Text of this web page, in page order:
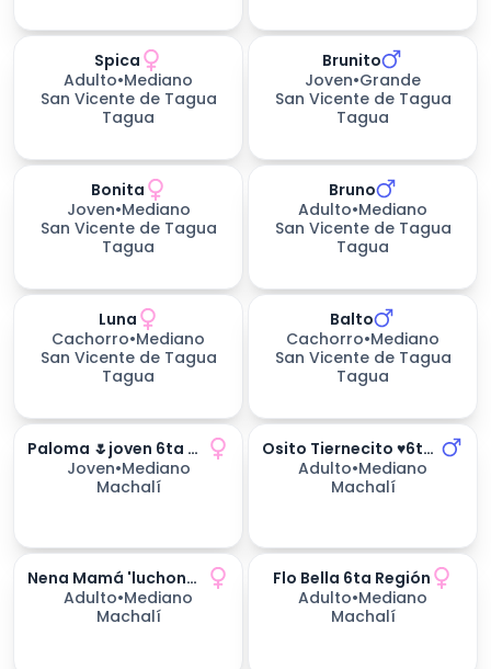
Spica
Adulto•Mediano
San Vicente de Tagua
Tagua
Brunito
Joven•Grande
San Vicente de Tagua
Tagua
Bonita
Joven•Mediano
San Vicente de Tagua
Tagua
Bruno
Adulto•Mediano
San Vicente de Tagua
Tagua
días esperando
Luna
Cachorro•Mediano
San Vicente de Tagua
Tagua
Balto
Cachorro•Mediano
San Vicente de Tagua
Tagua
Paloma 🌷joven 6ta Región
Joven•Mediano
Machalí
Osito Tiernecito ♥️6ta Región
Adulto•Mediano
Machalí
Nena Mamá 'luchona'💪🌷6ta Región
Adulto•Mediano
Machalí
Flo Bella 6ta Región
Adulto•Mediano
Machalí